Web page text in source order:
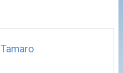
Tamaro